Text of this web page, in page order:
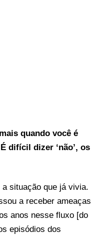
quando você é
difícil dizer ‘não’, os
situação que já vivia.
a receber ameaças
anos nesse fluxo [do
episódios dos